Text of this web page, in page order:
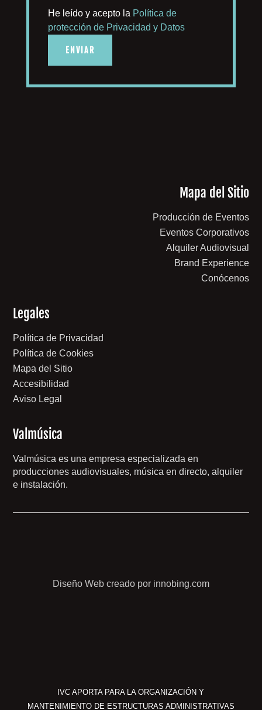
He leído y acepto la Política de
protección de Privacidad y Datos
ENVIAR
Mapa del Sitio
Producción de Eventos
Eventos Corporativos
Alquiler Audiovisual
Brand Experience
Conócenos
Legales
Política de Privacidad
Política de Cookies
Mapa del Sitio
Accesibilidad
Aviso Legal
Valmúsica
Valmúsica es una empresa especializada en
producciones audiovisuales, música en directo, alquiler
e instalación.
Diseño Web creado por innobing.com
IVC APORTA PARA LA ORGANIZACIÓN Y
MANTENIMIENTO DE ESTRUCTURAS ADMINISTRATIVAS